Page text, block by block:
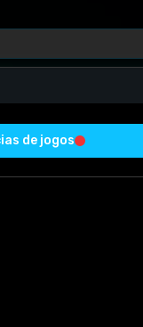
(0.48 Kb)
de jogos